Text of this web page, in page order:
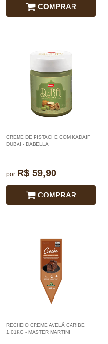
COMPRAR
CREME DE PISTACHE COM KADAIF
DUBAI - DABELLA
por R$ 59,90
COMPRAR
RECHEIO CREME AVELÃ CARIBE
1,01KG - MASTER MARTINI